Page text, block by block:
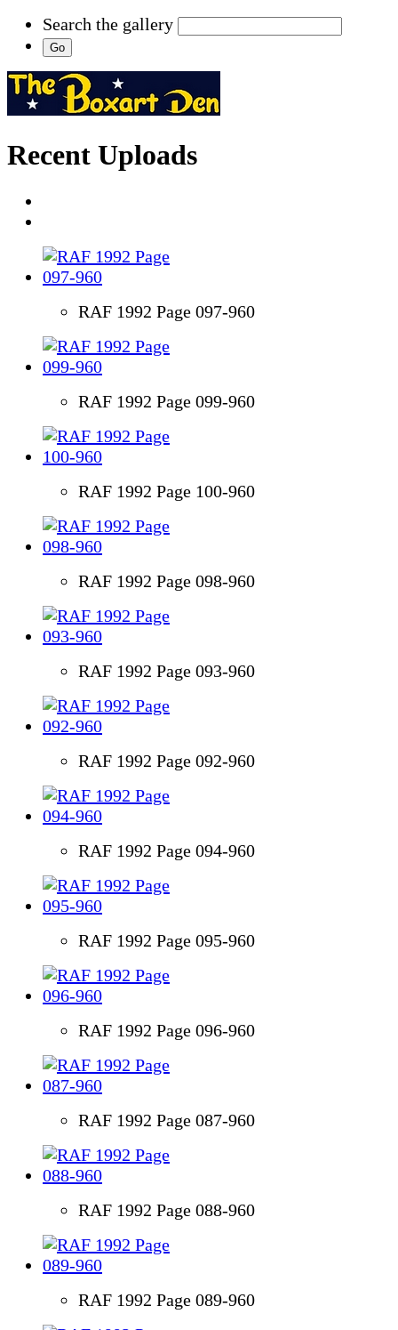
Search the gallery
Recent Uploads
RAF 1992 Page 097-960
RAF 1992 Page 099-960
RAF 1992 Page 100-960
RAF 1992 Page 098-960
RAF 1992 Page 093-960
RAF 1992 Page 092-960
RAF 1992 Page 094-960
RAF 1992 Page 095-960
RAF 1992 Page 096-960
RAF 1992 Page 087-960
RAF 1992 Page 088-960
RAF 1992 Page 089-960